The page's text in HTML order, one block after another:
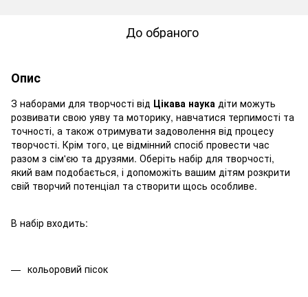
До обраного
Опис
З наборами для творчості від Цікава наука діти можуть
розвивати свою уяву та моторику, навчатися терпимості та
точності, а також отримувати задоволення від процесу
творчості. Крім того, це відмінний спосіб провести час
разом з сім'єю та друзями. Оберіть набір для творчості,
який вам подобається, і допоможіть вашим дітям розкрити
свій творчий потенціал та створити щось особливе.
В набір входить:
кольоровий пісок